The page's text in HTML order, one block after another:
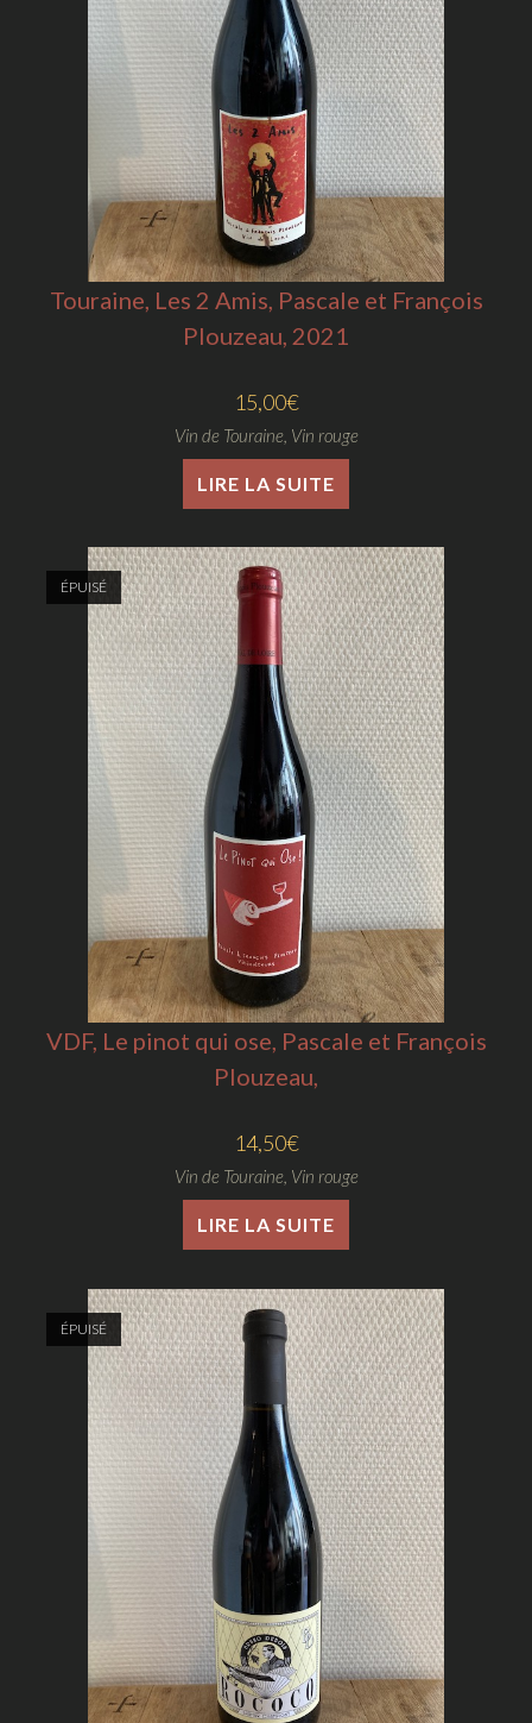
Touraine, Les 2 Amis, Pascale et François
Plouzeau, 2021
15,00€
Vin de Touraine, Vin rouge
LIRE LA SUITE
ÉPUISÉ
VDF, Le pinot qui ose, Pascale et François
Plouzeau,
14,50€
Vin de Touraine, Vin rouge
LIRE LA SUITE
ÉPUISÉ